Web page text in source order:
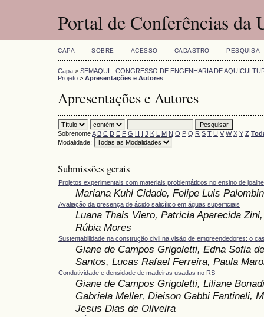
Portal de Conferências da
CAPA SOBRE ACESSO CADASTRO PESQUISA
Capa > SEMAQUI - CONGRESSO DE ENGENHARIA DE
Projeto > Apresentações e Autores
Apresentações e Autores
SobrenomeA B C D E F G H I J K L M N O P Q R S T U V W X Y Z
Modalidade:
Submissões gerais
Projetos experimentais com materiais problemáticos no ensino de
Mariana Kuhl Cidade, Felipe Luis
Avaliação da presença de ácido salicílico em águas superficiais
Luana Thais Viero, Patricia Aparecida
Rúbia Mores
Sustentabilidade na construção civil na visão de empreendedores: o
Giane de Campos Grigoletti, Edna Sofia
Santos, Lucas Rafael Ferreira, Paula
Condutividade e densidade de madeiras usadas no RS
Giane de Campos Grigoletti, Liliane
Gabriela Meller, Dieison Gabbi Fantineli,
Jesus Dias de Oliveira